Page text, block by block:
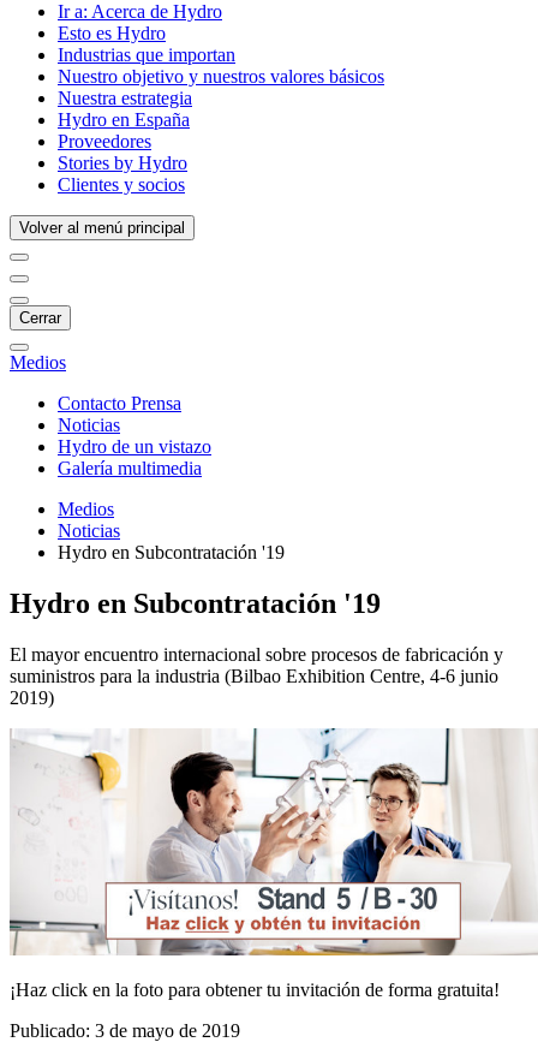
Ir a: Acerca de Hydro
Esto es Hydro
Industrias que importan
Nuestro objetivo y nuestros valores básicos
Nuestra estrategia
Hydro en España
Proveedores
Stories by Hydro
Clientes y socios
Volver al menú principal
Cerrar
Medios
Contacto Prensa
Noticias
Hydro de un vistazo
Galería multimedia
Medios
Noticias
Hydro en Subcontratación '19
Hydro en Subcontratación '19
El mayor encuentro internacional sobre procesos de fabricación y
suministros para la industria (Bilbao Exhibition Centre, 4-6 junio
2019)
¡Haz click en la foto para obtener tu invitación de forma gratuita!
Publicado: 3 de mayo de 2019